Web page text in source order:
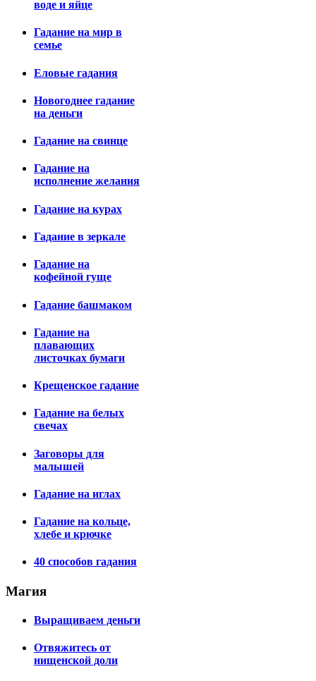
воде и яйце
Гадание на мир в
семье
Еловые гадания
Новогоднее гадание
на деньги
Гадание на свинце
Гадание на
исполнение желания
Гадание на курах
Гадание в зеркале
Гадание на
кофейной гуще
Гадание башмаком
Гадание на
плавающих
листочках бумаги
Крещенское гадание
Гадание на белых
свечах
Заговоры для
малышей
Гадание на иглах
Гадание на кольце,
хлебе и крючке
40 способов гадания
Магия
Выращиваем деньги
Отвяжитесь от
нищенской доли